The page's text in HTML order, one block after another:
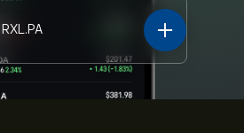
RXL.PA